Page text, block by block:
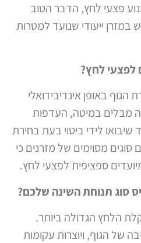
פצעי לחץ, הדבר הטוב
ייעודי שנועד למטרות
לחץ?
הגוף באופן אינדיבידואלי
מבלים במיטה, העדפות
לידי ביטוי בעת בחירת
מסוימים של מזרנים כי
ספציפית לפצעי לחץ.
סוג תנוחת השינה שלכם?
הלחץ הגדולה ביותר.
של הגוף, ויוצרות עקומות